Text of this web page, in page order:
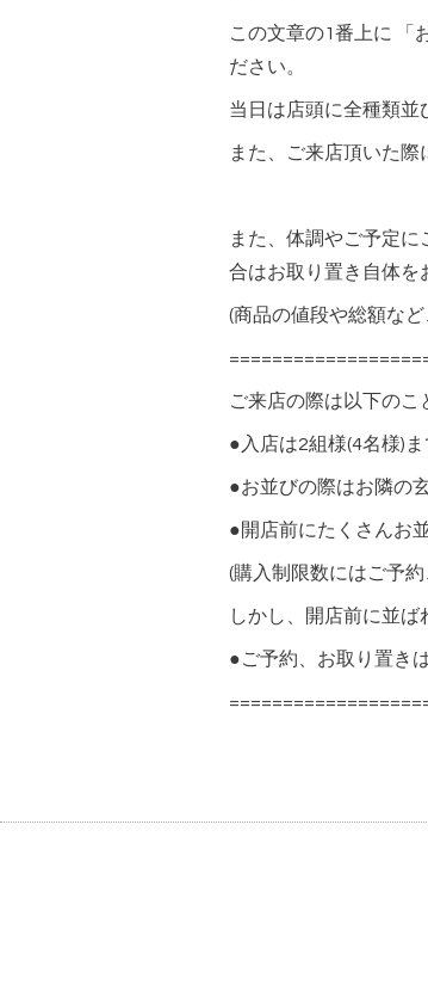
この文章の1番上に 「
ださい。
当日は店頭に全種類並
また、ご来店頂いた際
また、体調やご予定
合はお取り置き自体を
(商品の値段や総額な
ご来店の際は以下のこ
●入店は2組様(4名様)
●お並びの際はお隣の
●開店前にたくさんお
(購入制限数にはご予
しかし、開店前に並
●ご予約、お取り置き